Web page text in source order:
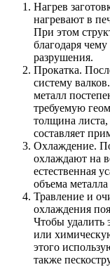
Нагрев
нагревают в
При этом
благодаря
разрушения.
Прокатка.
систему
металл
требуемую
толщина листа,
составляет
Охлаждение.
охлаждают на
естественная
объема
Травление и
охлаждения
Чтобы удалить
или
этого
также